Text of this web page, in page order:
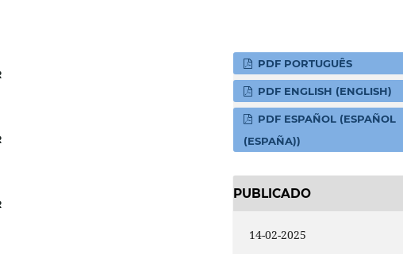
PDF PORTUGUÊS
PDF ENGLISH (ENGLISH)
PDF ESPAÑOL (ESPAÑOL
(ESPAÑA))
PUBLICADO
14-02-2025